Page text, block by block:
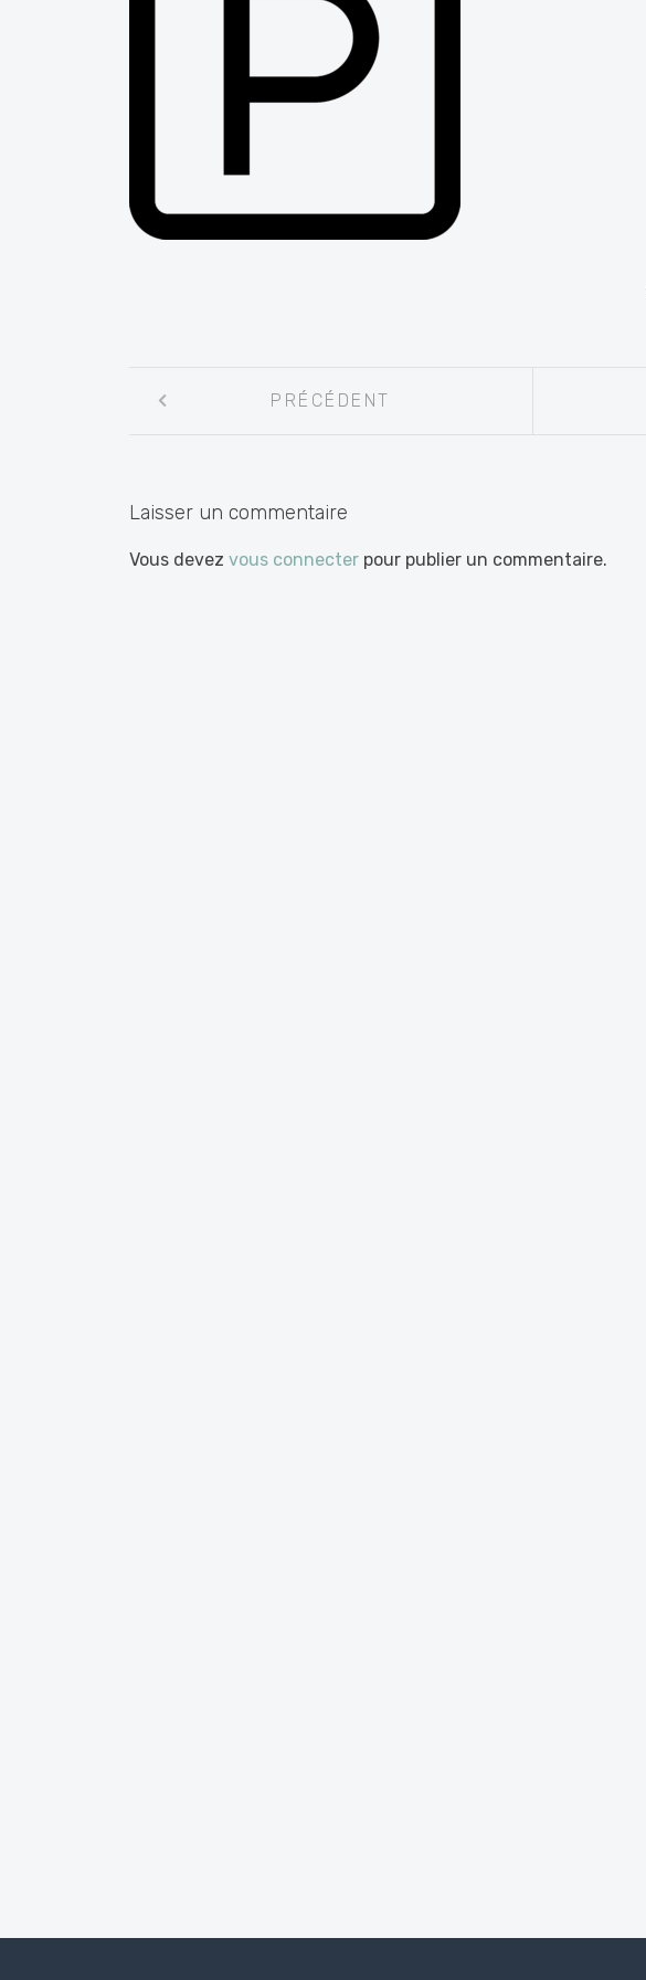
entre
PRÉCÉDENT
Laisser un commentaire
Vous devez vous connecter pour publier un commentaire.